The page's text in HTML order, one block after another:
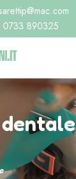
0733 890325